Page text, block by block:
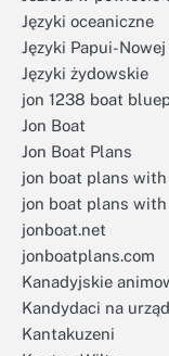
Języki oceaniczne
Języki Papui-
Języki żydowskie
jon 1238 boat
Jon Boat
Jon Boat Plans
jon boat plans
jon boat plans
jonboat.net
jonboatplans.com
Kanadyjskie
Kandydaci na
Kantakuzeni